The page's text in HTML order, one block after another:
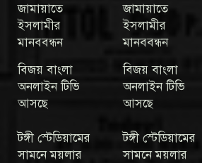
জামায়াতে
ইসলামীর
মানববন্ধন
বিজয় বাংলা
অনলাইন টিভি
আসছে
জামায়াতে
ইসলামীর
মানববন্ধন
বিজয় বাংলা
অনলাইন টিভি
আসছে
টঙ্গী স্টেডিয়ামের
সামনে ময়লার
টঙ্গী স্টেডিয়ামের
সামনে ময়লার